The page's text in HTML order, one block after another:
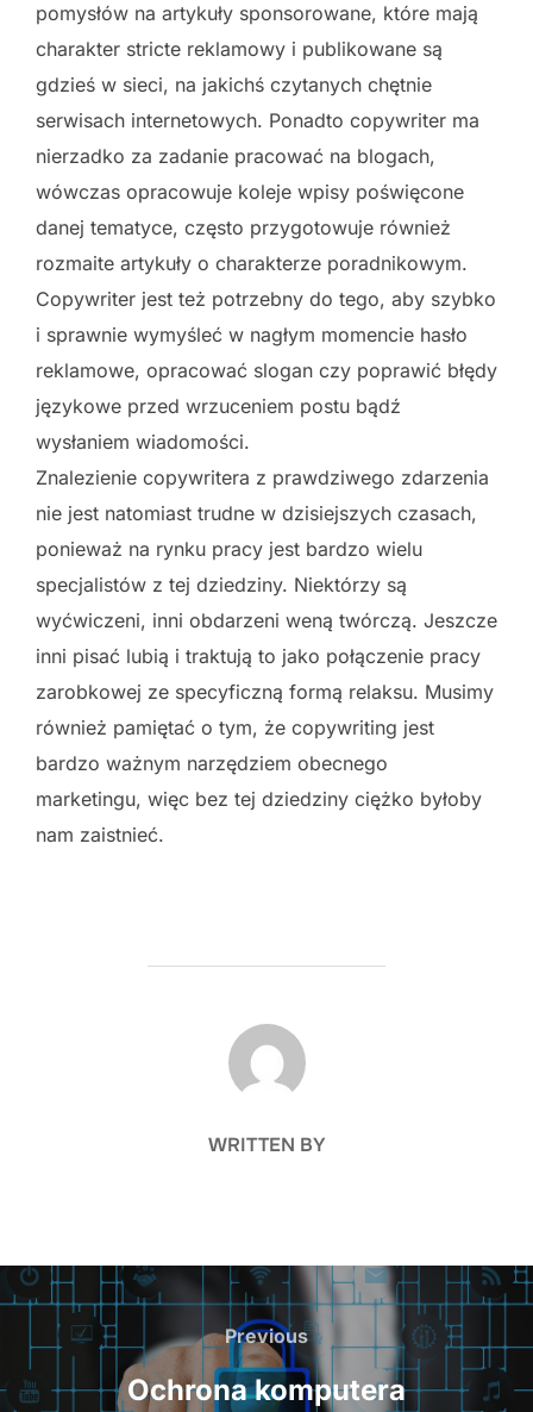
pomysłów na artykuły sponsorowane, które mają
charakter stricte reklamowy i publikowane są
gdzieś w sieci, na jakichś czytanych chętnie
serwisach internetowych. Ponadto copywriter ma
nierzadko za zadanie pracować na blogach,
wówczas opracowuje koleje wpisy poświęcone
danej tematyce, często przygotowuje również
rozmaite artykuły o charakterze poradnikowym.
Copywriter jest też potrzebny do tego, aby szybko
i sprawnie wymyśleć w nagłym momencie hasło
reklamowe, opracować slogan czy poprawić błędy
językowe przed wrzuceniem postu bądź
wysłaniem wiadomości.
Znalezienie copywritera z prawdziwego zdarzenia
nie jest natomiast trudne w dzisiejszych czasach,
ponieważ na rynku pracy jest bardzo wielu
specjalistów z tej dziedziny. Niektórzy są
wyćwiczeni, inni obdarzeni weną twórczą. Jeszcze
inni pisać lubią i traktują to jako połączenie pracy
zarobkowej ze specyficzną formą relaksu. Musimy
również pamiętać o tym, że copywriting jest
bardzo ważnym narzędziem obecnego
marketingu, więc bez tej dziedziny ciężko byłoby
nam zaistnieć.
POST AUTHOR
WRITTEN BY
Nawigacja
wpisu
Previous
Previous
Ochrona komputera